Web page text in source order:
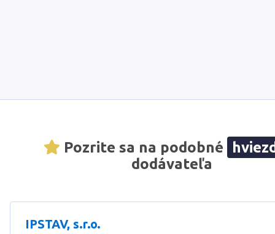
Pozrite sa na podobné
dodávateľa
IPSTAV, s.r.o.